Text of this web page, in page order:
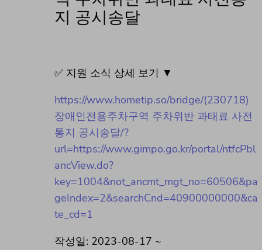
지 공시송달
✅ 지원 소식 상세 보기 ▼
https://www.hometip.so/bridge/(230718)
장애인전용주차구역 주차위반 과태료 사전
통지 공시송달/?
url=https://www.gimpo.go.kr/portal/ntfcPbl
ancView.do?
key=1004&not_ancmt_mgt_no=60506&pa
geIndex=2&searchCnd=40900000000&ca
te_cd=1
작성일: 2023-08-17 ~